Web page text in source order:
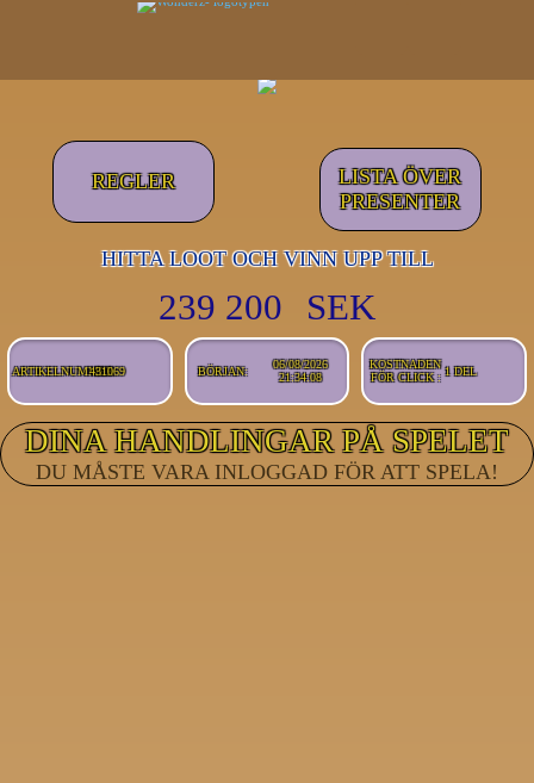
DU MÅSTE VARA INLOGGAD FÖR ATT SPELA!
239 200 SEK
ARTIKELNUMMER
431069 BÖRJAN:
06/08/2026
21:34:08
KOSTNADEN
FÖR CLICK : 1 DEL